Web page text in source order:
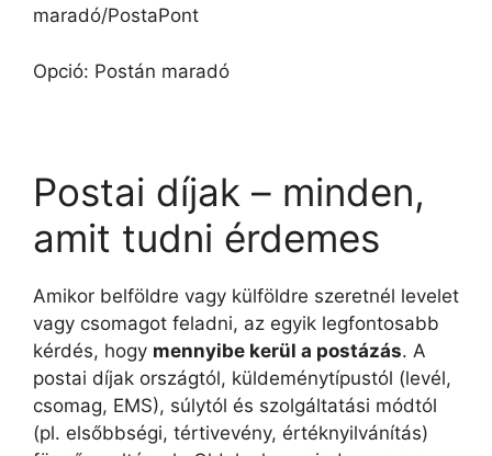
maradó/PostaPont
Opció: Postán maradó
Postai díjak – minden,
amit tudni érdemes
Amikor belföldre vagy külföldre szeretnél levelet
vagy csomagot feladni, az egyik legfontosabb
kérdés, hogy mennyibe kerül a postázás. A
postai díjak országtól, küldeménytípustól (levél,
csomag, EMS), súlytól és szolgáltatási módtól
(pl. elsőbbségi, tértivevény, értéknyilvánítás)